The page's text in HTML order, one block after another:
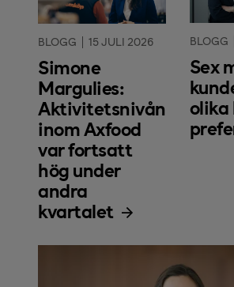
BLOGG 15 JULI 2026
Simone
Margulies:
Aktivitetsnivån
inom Axfood
var fortsatt
hög under
andra
kvartalet
BLOGG
Sex
olika